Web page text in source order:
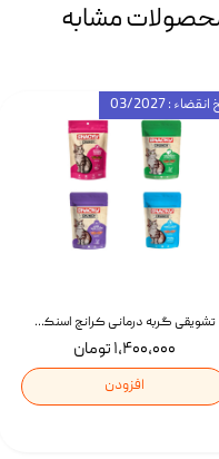
مشابه
تشویقی گربه درمانی کرانچ اسنکی با طعم میکس Snacky Crunch Cat Treats وزن 60 گرم بسته 4 عددی
۱,۴۰۰,۰۰۰ تومان
افزودن
: 03/2027